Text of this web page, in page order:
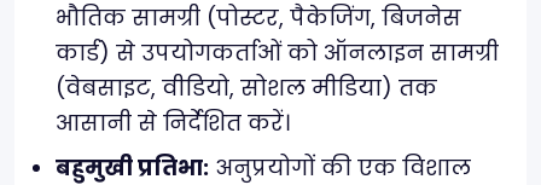
भौतिक सामग्री (पोस्टर, पैकेजिंग, बिजनेस
कार्ड) से उपयोगकर्ताओं को ऑनलाइन सामग्री
(वेबसाइट, वीडियो, सोशल मीडिया) तक
आसानी से निर्देशित करें।
बहुमुखी प्रतिभा: अनुप्रयोगों की एक विशाल